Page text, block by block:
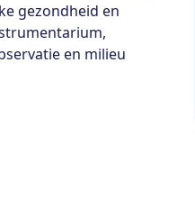
gezondheid en
en milieu